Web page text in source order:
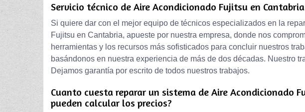
Servicio técnico de Aire Acondicionado Fujitsu en Cantabria
Si quiere dar con el mejor equipo de técnicos especializados en la
Fujitsu en Cantabria, apueste por nuestra empresa, donde nos
herramientas y los recursos más sofisticados para concluir nuestros
basándonos en nuestra experiencia de más de dos décadas. Nuestro
Dejamos garantía por escrito de todos nuestros trabajos.
Cuanto cuesta reparar un sistema de Aire Acondicionado
pueden calcular los precios?